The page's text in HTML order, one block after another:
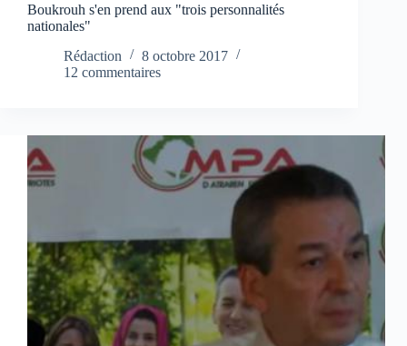
Boukrouh s'en prend aux "trois personnalités
nationales"
Rédaction
8 octobre 2017
12 commentaires